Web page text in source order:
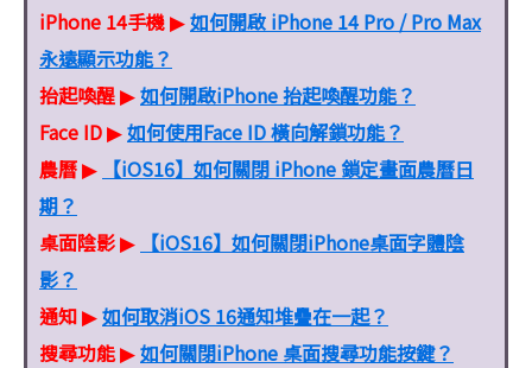
iPhone 14手機▶如何開啟 iPhone 14 Pro / Pro Max
永遠顯示功能？
抬起喚醒▶如何開啟iPhone 抬起喚醒功能？
Face ID▶如何使用Face ID 橫向解鎖功能？
農曆▶
【iOS16】如何關閉 iPhone 鎖定畫面農曆日
期？
桌面陰影▶
【iOS16】如何關閉iPhone桌面字體陰
影？
通知▶如何取消iOS 16通知堆疊在一起？
搜尋功能▶如何關閉iPhone 桌面搜尋功能按鍵？